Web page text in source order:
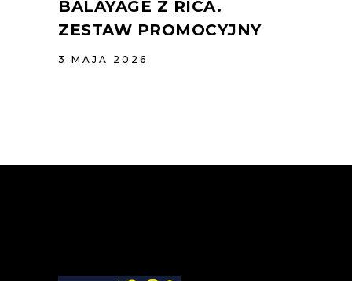
BALAYAGE Z RICA.
ZESTAW PROMOCYJNY
3 MAJA 2026